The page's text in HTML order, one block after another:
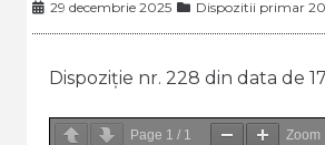
29 decembrie 2025 Dispozitii primar
Dispoziție nr. 228 din data de
Page 1 / 1 Zoom